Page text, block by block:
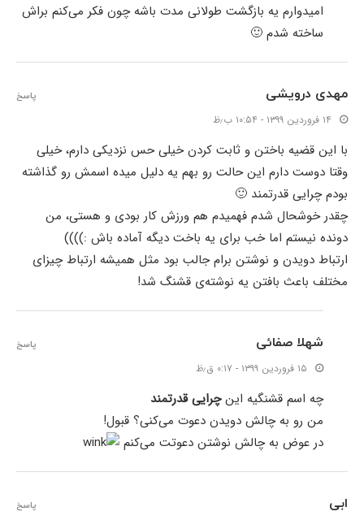
امیدوارم یه بازگشت طولانی مدت باشه چون فکر می‌کنم براش
ساخته شدم 🙂
مهدی درویشی
۱۴ فروردین ۱۳۹۹ - ۱۰:۵۴ ب٫ظ
با این قضیه باختن و ثابت کردن خیلی حس نزدیکی دارم، خیلی
وقتا دوست دارم این حالت رو بهم یه دلیل میده اسمش رو گذاشته
بودم چرایی قدرتمند 🙂
چقدر خوشحال شدم فهمیدم هم ورزش کار بودی و هستی، من
دونده نیستم اما خب برای یه باخت دیگه آماده باش :))))
ارتباط دویدن و نوشتن برام جالب بود مثل همیشه ارتباط چیزای
مختلف باعث بافتن یه نوشته‌ی قشنگ شد!
پاسخ
شهلا صفائی
۱۵ فروردین ۱۳۹۹ - ۰:۱۷ ق٫ظ
چه اسم قشنگیه اینچرایی قدرتمند
من رو به چالش دویدن دعوت می‌کنی؟ قبول!
در عوض به چالش نوشتن دعوتت می‌کنم
پاسخ
ابی پاسخ